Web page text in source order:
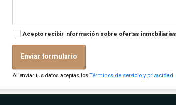
Acepto recibir información sobre ofertas inmobiliarias
Enviar formulario
Al enviar tus datos aceptas losTérminos de servicio y privacidad